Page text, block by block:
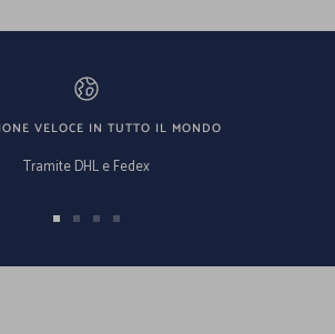
VELOCE IN TUTTO IL MONDO
Tramite DHL e Fedex
Vai Vai Vai Vai